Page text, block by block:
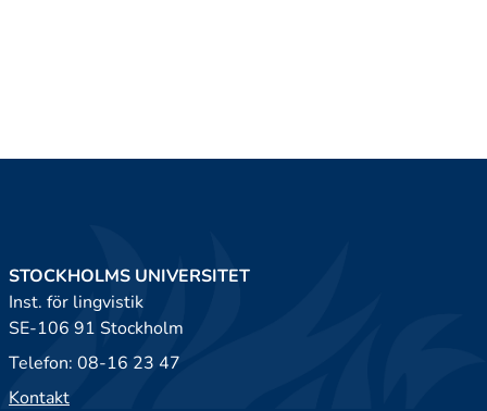
STOCKHOLMS UNIVERSITET
Inst. för lingvistik
SE-106 91 Stockholm
Telefon: 08-16 23 47
Kontakt